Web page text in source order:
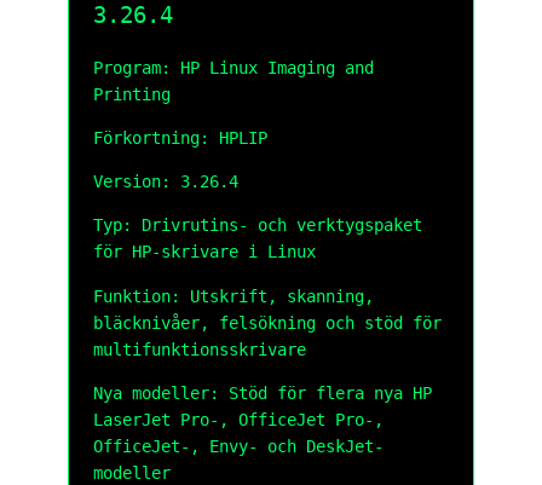
3.26.4
Program: HP Linux Imaging and
Printing
Förkortning: HPLIP
Version: 3.26.4
Typ: Drivrutins- och verktygspaket
för HP-skrivare i Linux
Funktion: Utskrift, skanning,
bläcknivåer, felsökning och stöd för
multifunktionsskrivare
Nya modeller: Stöd för flera nya HP
LaserJet Pro-, OfficeJet Pro-,
OfficeJet-, Envy- och DeskJet-
modeller